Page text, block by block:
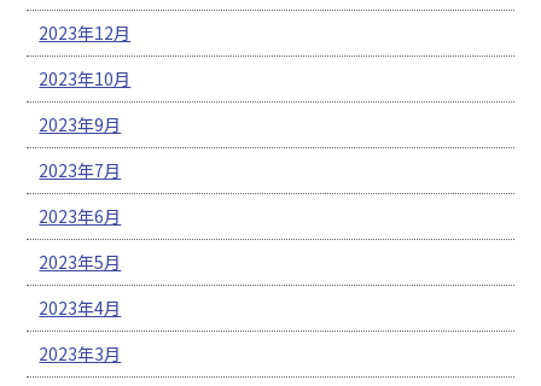
2023年12月
2023年10月
2023年9月
2023年7月
2023年6月
2023年5月
2023年4月
2023年3月